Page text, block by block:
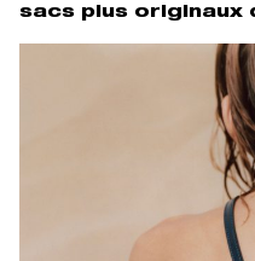
sacs plus originaux